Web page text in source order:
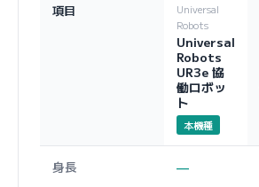
項目
Universal
Robots
Universal
Robots
UR3e 協
働ロボッ
ト
本機種
身長 —